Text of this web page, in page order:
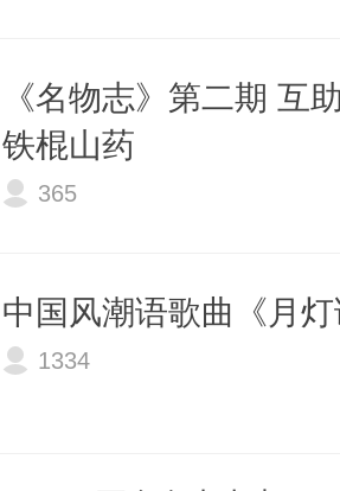
《名物志》第二期 互
铁棍山药
365
中国风潮语歌曲《月
1334